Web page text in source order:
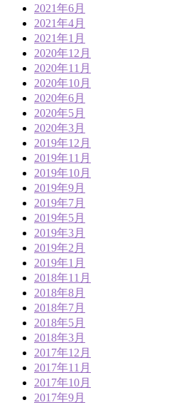
2021年6月
2021年4月
2021年1月
2020年12月
2020年11月
2020年10月
2020年6月
2020年5月
2020年3月
2019年12月
2019年11月
2019年10月
2019年9月
2019年7月
2019年5月
2019年3月
2019年2月
2019年1月
2018年11月
2018年8月
2018年7月
2018年5月
2018年3月
2017年12月
2017年11月
2017年10月
2017年9月